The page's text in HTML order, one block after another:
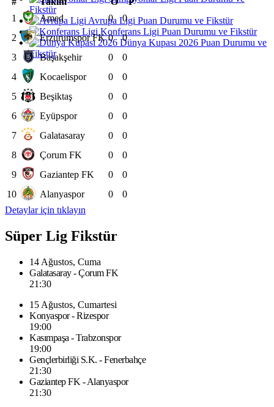
Fikstür
Avrupa Ligi Puan Durumu ve Fikstür
Konferans Ligi Puan Durumu ve Fikstür
Dünya Kupası 2026 Puan Durumu ve
Fikstür
1
Amed 0
0
2
Erzurumspor FK 0
0
3
Başakşehir 0
0
4
Kocaelispor 0
0
5
Beşiktaş 0
0
6
Eyüpspor 0
0
7
Galatasaray 0
0
8
Çorum FK 0
0
9
Gaziantep FK 0
0
10
Alanyaspor 0
0
Detaylar için tıklayın
Süper Lig Fikstür
14 Ağustos, Cuma
Galatasaray - Çorum FK
21:30
15 Ağustos, Cumartesi
Konyaspor - Rizespor
19:00
Kasımpaşa - Trabzonspor
19:00
Gençlerbirliği S.K. - Fenerbahçe
21:30
Gaziantep FK - Alanyaspor
21:30